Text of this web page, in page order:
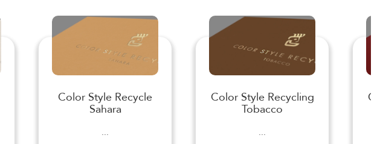
Color Style Recycle
Sahara
...
Color Style Recycling
Tobacco
...